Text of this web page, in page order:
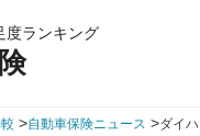
度ランキング
>自動車保険ニュース >ダイ